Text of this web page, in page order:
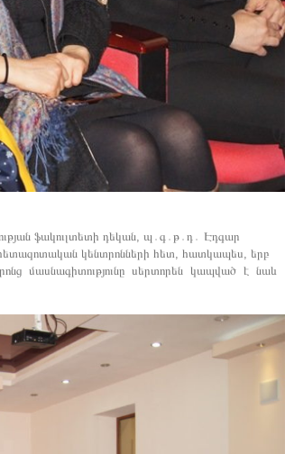
ֆակուլտետի դեկան, պ․գ․թ․դ․ Էդգար
հետազոտական կենտրոնների հետ, հատկապես, երբ
մասնագիտությունը սերտորեն կապված է նաև